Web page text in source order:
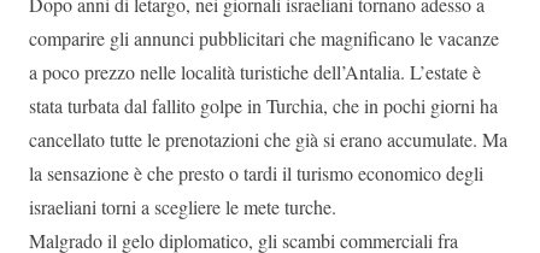
comparire gli annunci pubblicitari che magnificano le vacanze
a poco prezzo nelle località turistiche dell’Antalia. L’estate è
stata turbata dal fallito golpe in Turchia, che in pochi giorni ha
cancellato tutte le prenotazioni che già si erano accumulate. Ma
la sensazione è che presto o tardi il turismo economico degli
israeliani torni a scegliere le mete turche.
Malgrado il gelo diplomatico, gli scambi commerciali fra